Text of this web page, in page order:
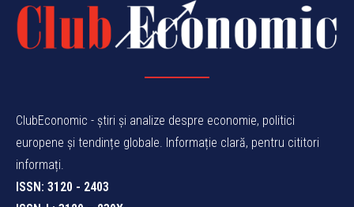
ClubEconomic - știri și analize despre economie, politici
europene și tendințe globale. Informație clară, pentru cititori
informați.
ISSN: 3120 - 2403